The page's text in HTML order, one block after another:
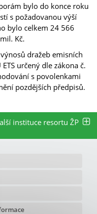
bylo do konce roku
s požadovanou výší
bylo celkem 24 566
Kč.
dražeb emisních
určený dle zákona č.
s povolenkami
pozdějších předpisů.
instituce resortu ŽP